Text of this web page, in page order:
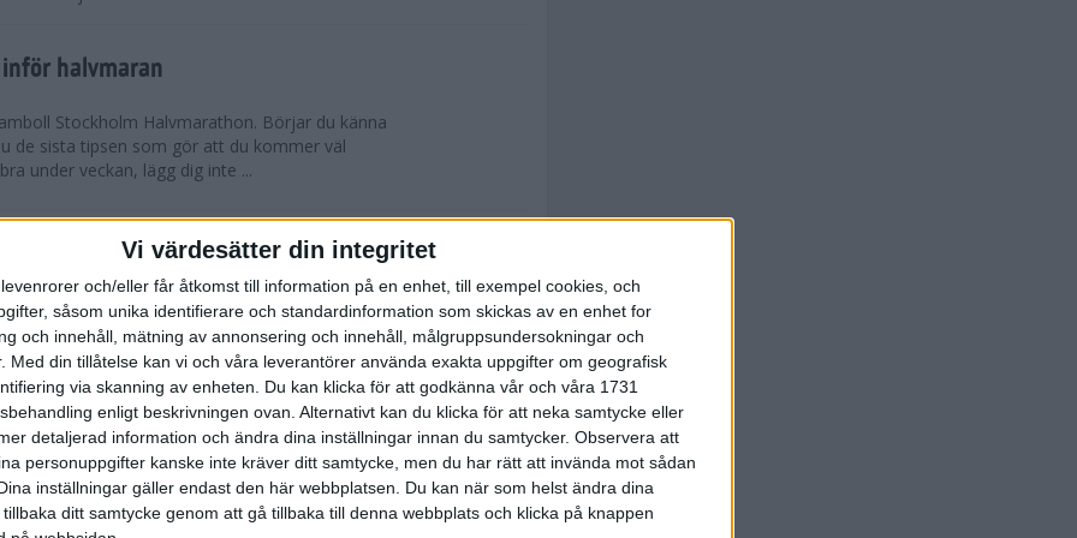
Vi värdesätter din integritet
och/eller får åtkomst till information på en enhet, till exempel cookies, och
såsom unika identifierare och standardinformation som skickas av en enhet for
och innehåll, mätning av annonsering och innehåll, målgruppsundersokningar och
Med din tillåtelse kan vi och våra leverantörer använda exakta uppgifter om geografisk
via skanning av enheten. Du kan klicka för att godkänna vår och våra 1731
enligt beskrivningen ovan. Alternativt kan du klicka för att neka samtycke eller
detaljerad information och ändra dina inställningar innan du samtycker. Observera att
personuppgifter kanske inte kräver ditt samtycke, men du har rätt att invända mot sådan
inställningar gäller endast den här webbplatsen. Du kan när som helst ändra dina
ditt samtycke genom att gå tillbaka till denna webbplats och klicka på knappen
halvmaran
Stockholm Halvmarathon. Börjar du känna
de sista tipsen som gör att du kommer väl
under veckan, lägg dig inte ...
Ramboll Stockholm Halvmarathon är
Minns du i våras hur det pratades om
Marathon. Nu har även Ramboll
sprängt sitt tidigare rekord och når snart taket...
inför Tjejmilen
två veckor kvar till Tjejmilen? Hur lägger jag upp
Här ger löpcoachen Josefine Swärm sina bästa